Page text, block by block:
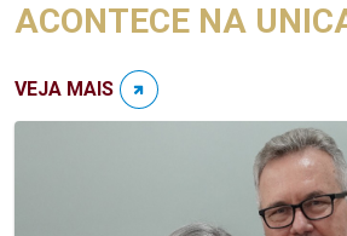
ACONTECE NA
VEJA MAIS